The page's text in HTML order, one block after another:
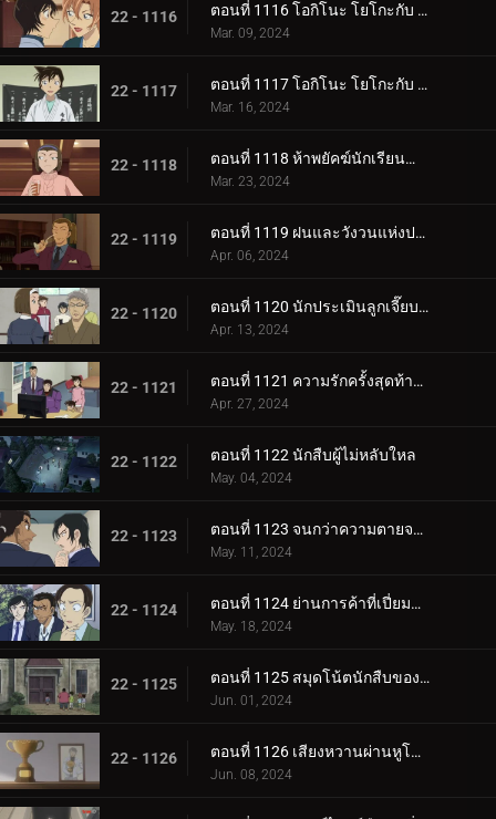
22 - 1116 ตอนที่ 1116 โอกิโนะ โยโกะกับ ห้องปิดตายใต้หลังคา (ภาคแรก)
Mar. 09, 2024
22 - 1117 ตอนที่ 1117 โอกิโนะ โยโกะกับ ห้องปิดตายใต้หลังคา (ภาคจบ)
Mar. 16, 2024
22 - 1118 ตอนที่ 1118 ห้าพยัคฆ์นักเรียนตำรวจ Wild Police Story CASE.โมโรฟุชิ ฮิโรมิทสึ
Mar. 23, 2024
22 - 1119 ตอนที่ 1119 ฝนและวังวนแห่งประสงค์ร้าย
Apr. 06, 2024
22 - 1120 ตอนที่ 1120 นักประเมินลูกเจี๊ยบที่ถูกหมายหัว
Apr. 13, 2024
22 - 1121 ตอนที่ 1121 ความรักครั้งสุดท้ายของคุณนายช่างฝัน
Apr. 27, 2024
22 - 1122 ตอนที่ 1122 นักสืบผู้ไม่หลับใหล
May. 04, 2024
22 - 1123 ตอนที่ 1123 จนกว่าความตายจะพรากจากเราสอง
May. 11, 2024
22 - 1124 ตอนที่ 1124 ย่านการค้าที่เปี่ยมด้วยรัก
May. 18, 2024
22 - 1125 ตอนที่ 1125 สมุดโน้ตนักสืบของสึบุรายะ มิตสึฮิโกะ
Jun. 01, 2024
22 - 1126 ตอนที่ 1126 เสียงหวานผ่านหูโทรศัพท์
Jun. 08, 2024